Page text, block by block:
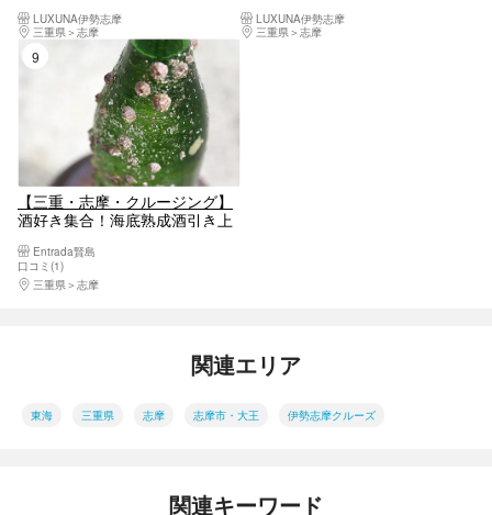
LUXUNA伊勢志摩
三重県
志摩
初！グラスボート
LUXUNA伊勢志摩
三重県
志摩
【三重・志摩・クルージング】
酒好き集合！海底熟成酒引き上
プラン～《地酒のお土産付き》
Entrada賢島
口コミ(1)
三重県
志摩
関連エリア
東海 三重県 志摩 志摩市・大王 伊勢志摩クルーズ
関連キーワード